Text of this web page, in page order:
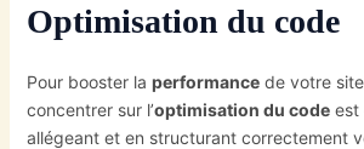
Optimisation du code
Pour booster la performancede votre site
concentrer sur l’optimisation du codeest
allégeant et en structurant correctement